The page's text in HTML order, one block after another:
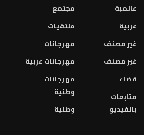
عالمية
عربية
غير مصنف
غير مصنف
قضاء
متابعات
بالفيديو
مجتمع
ملتقيات
مهرجانات
مهرجانات عربية
مهرجانات
وطنية
وطنية